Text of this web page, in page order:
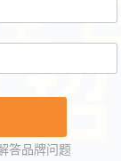
答品牌问题